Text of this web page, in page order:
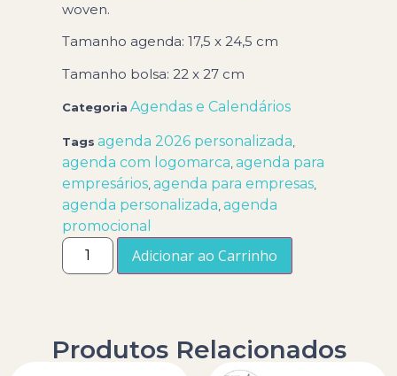
woven.
Tamanho agenda: 17,5 x 24,5 cm
Tamanho bolsa: 22 x 27 cm
Categoria Agendas e Calendários
Tags agenda 2026 personalizada,
agenda com logomarca,agenda para
empresários,agenda para empresas,
agenda personalizada,agenda
promocional
Adicionar ao Carrinho
Produtos Relacionados